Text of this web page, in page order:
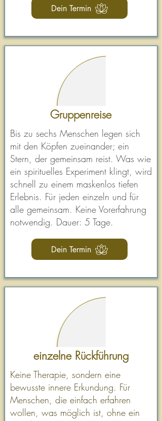
Dein Termin
Gruppenreise
Bis zu sechs Menschen legen sich
mit den Köpfen zueinander; ein
Stern, der gemeinsam reist. Was wie
ein spirituelles Experiment klingt, wird
schnell zu einem maskenlos tiefen
Erlebnis. Für jeden einzeln und für
alle gemeinsam. Keine Vorerfahrung
notwendig. Dauer: 5 Tage.
Dein Termin
einzelne Rückführung
Keine Therapie, sondern eine
bewusste innere Erkundung. Für
Menschen, die einfach erfahren
wollen, was möglich ist, ohne ein